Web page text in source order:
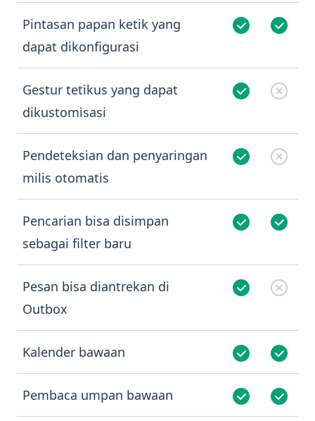
Pintasan papan ketik yang
dapat dikonfigurasi
Gestur tetikus yang dapat
dikustomisasi
Pendeteksian dan penyaringan
milis otomatis
Pencarian bisa disimpan
sebagai filter baru
Pesan bisa diantrekan di
Outbox
Kalender bawaan
Pembaca umpan bawaan